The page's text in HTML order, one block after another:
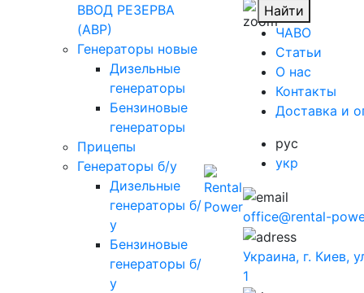
ВВОД РЕЗЕРВА
(АВР)
Генераторы новые
Дизельные
генераторы
Бензиновые
генераторы
Прицепы
Генераторы б/у
Дизельные
генераторы б/
у
Бензиновые
генераторы б/
у
Найти
ЧАВО
Cтатьи
O нас
Контакты
Доставка и
рус
укр
office@rental-
Украина, г. Киев,
1